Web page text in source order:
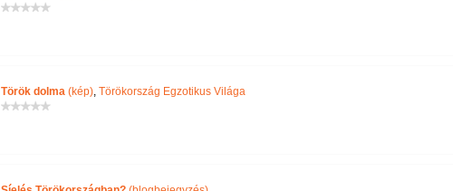
Török dolma(kép), Törökország Egzotikus Világa